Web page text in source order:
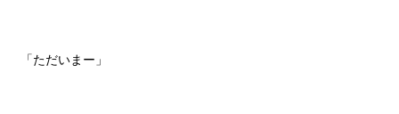
「ただいまー」